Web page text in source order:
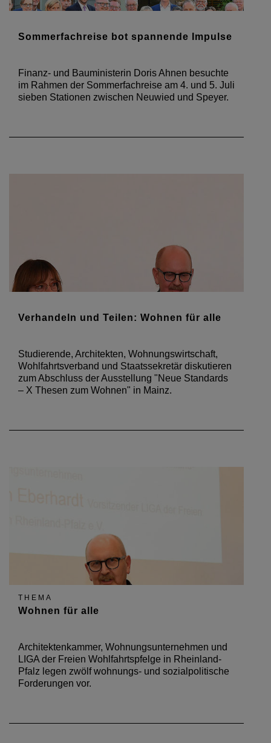
Sommerfachreise bot spannende Impulse
Finanz- und Bauministerin Doris Ahnen besuchte
im Rahmen der Sommerfachreise am 4. und 5. Juli
sieben Stationen zwischen Neuwied und Speyer.
Verhandeln und Teilen: Wohnen für alle
Studierende, Architekten, Wohnungswirtschaft,
Wohlfahrtsverband und Staatssekretär diskutieren
zum Abschluss der Ausstellung "Neue Standards
– X Thesen zum Wohnen" in Mainz.
THEMA
Wohnen für alle
Architektenkammer, Wohnungsunternehmen und
LIGA der Freien Wohlfahrtspfelge in Rheinland-
Pfalz legen zwölf wohnungs- und sozialpolitische
Forderungen vor.